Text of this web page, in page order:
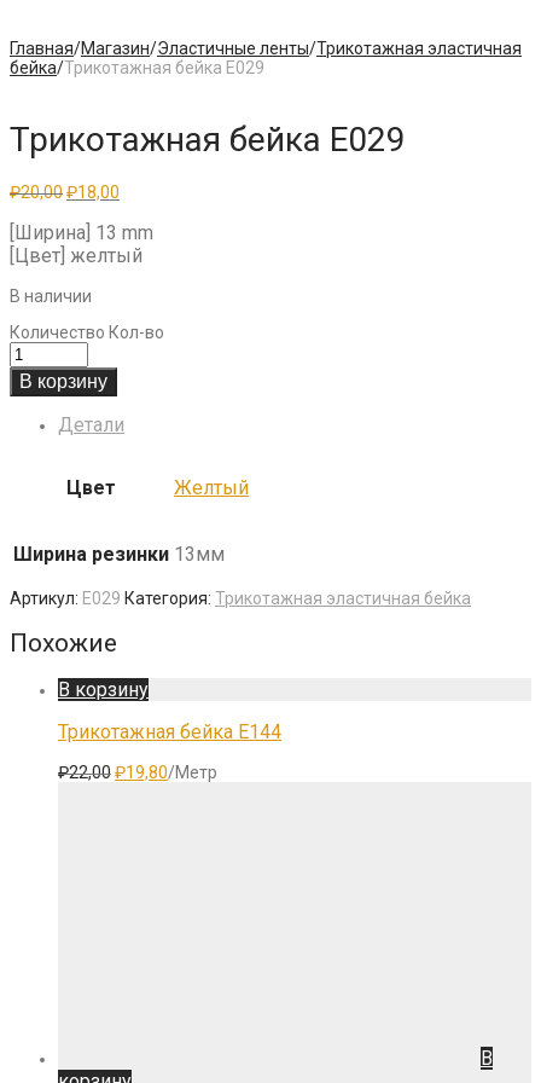
Главная/Магазин/Эластичные ленты/Трикотажная эластичная
бейка/Трикотажная бейка E029
Трикотажная бейка E029
₽20,00Первоначальная
составляла
₽20,00.
₽18,00
₽18,00.
[Ширина] 13 mm
[Цвет] желтый
В наличии
Количество Кол-во
В корзину
Детали
Цвет Желтый
Ширина резинки 13мм
Артикул: E029 Категория: Трикотажная эластичная бейка
Похожие
В корзину
Трикотажная бейка E144
₽22,00Первоначальная
₽19,80Текущая
/Метр
В